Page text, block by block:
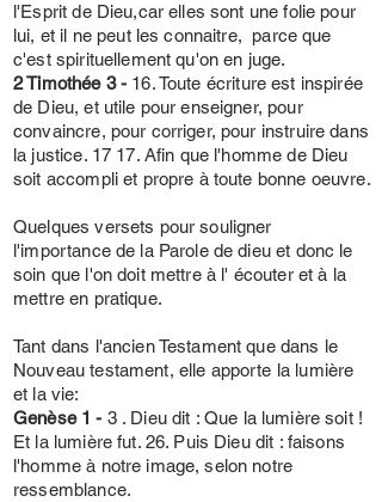
l'Esprit de Dieu,car elles sont une folie pour
lui, et il ne peut les connaitre, parce que
c'est spirituellement qu'on en juge.
2 Timothée 3 - 16. Toute écriture est inspirée
de Dieu, et utile pour enseigner, pour
convaincre, pour corriger, pour instruire dans
la justice. 17 17. Afin que l'homme de Dieu
soit accompli et propre à toute bonne oeuvre.
Quelques versets pour souligner
l'importance de la Parole de dieu et donc le
soin que l'on doit mettre à l' écouter et à la
mettre en pratique.
Tant dans l'ancien Testament que dans le
Nouveau testament, elle apporte la lumière
et la vie:
Genèse 1 - 3 . Dieu dit : Que la lumière soit !
Et la lumière fut. 26. Puis Dieu dit : faisons
l'homme à notre image, selon notre
ressemblance.